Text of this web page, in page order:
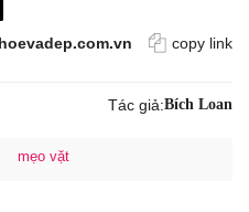
copy link
Tác giả:Bích Loan
mẹo vặt